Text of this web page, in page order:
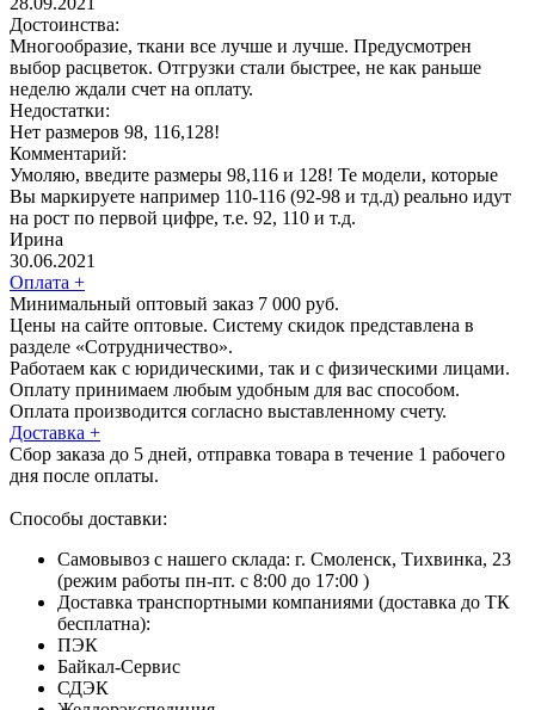
Достоинства:
Многообразие, ткани все лучше и лучше. Предусмотрен
выбор расцветок. Отгрузки стали быстрее, не как раньше
неделю ждали счет на оплату.
Недостатки:
Нет размеров 98, 116,128!
Комментарий:
Умоляю, введите размеры 98,116 и 128! Те модели, которые
Вы маркируете например 110-116 (92-98 и тд.д) реально идут
на рост по первой цифре, т.е. 92, 110 и т.д.
Ирина
30.06.2021
Оплата +
Минимальный оптовый заказ 7 000 руб.
Цены на сайте оптовые. Систему скидок представлена в
разделе «Сотрудничество».
Работаем как с юридическими, так и с физическими лицами.
Оплату принимаем любым удобным для вас способом.
Оплата производится согласно выставленному счету.
Доставка +
Сбор заказа до 5 дней, отправка товара в течение 1 рабочего
дня после оплаты.
Способы доставки:
Самовывоз с нашего склада: г. Смоленск, Тихвинка, 23
(режим работы пн-пт. с 8:00 до 17:00 )
Доставка транспортными компаниями (доставка до ТК
бесплатна):
ПЭК
Байкал-Сервис
СДЭК